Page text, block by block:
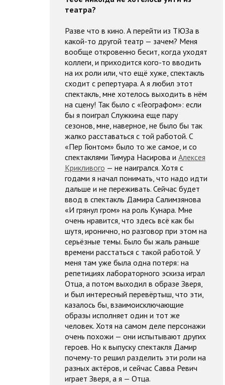
театра?
Разве что в кино. А перейти из ТЮЗа в
какой-то другой театр — зачем? Меня
вообще откровенно бесит, когда уходят
коллеги, и приходится кого-то вводить
на их роли или, что ещё хуже, спектакль
сходит с репертуара. А я любил этот
спектакль, мне хотелось выходить в нём
на сцену! Так было с «Географом»: если
бы я поиграл Служкина еще пару
сезонов, мне, наверное, не было бы так
жалко расставаться с той работой. С
«Пер Гюнтом» было то же самое, и со
спектаклями Тимура Насирова и Алексея
Крикливого — не наигрался. Хотя с
годами я начал понимать, что надо идти
дальше и не переживать. Сейчас будет
ввод в спектакль Дамира Салимзянова
«И грянул гром» на роль Кунара. Мне
очень нравится, что здесь всё как бы
шутя, иронично, но разговор при этом на
серьёзные темы. Было бы жаль раньше
времени расстаться с такой работой. У
меня там уже была одна потеря: на
репетициях лабораторного эскиза играл
Отца, а потом выходил в образе Зверя,
и был интересный перевёртыш, что эти,
казалось бы, взаимоисключающие
образы исполняет один и тот же
человек. Хотя на самом деле персонажи
очень похожи — они испытывают других
героев. Но к выпуску спектакля Дамир
почему-то решил разделить эти роли на
разных актёров, и сейчас Савва Ревич
играет Зверя, а я — Отца.